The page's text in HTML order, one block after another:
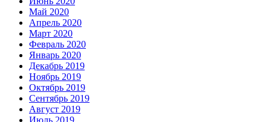
Май 2020
Апрель 2020
Март 2020
Февраль 2020
Январь 2020
Декабрь 2019
Ноябрь 2019
Октябрь 2019
Сентябрь 2019
Август 2019
Июль 2019